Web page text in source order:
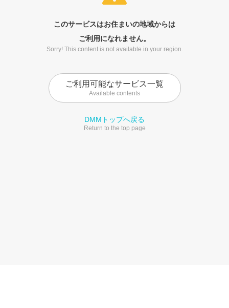
このサービスはお住まいの地域からは
ご利用になれません。
Sorry! This content is not available in your region.
ご利用可能なサービス一覧
Available contents
DMMトップへ戻る
Return to the top page